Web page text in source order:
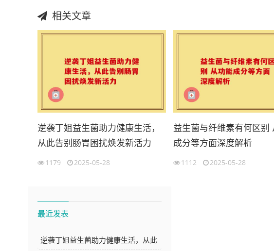
相关文章
逆袭丁姐益生菌助力健康生活，
从此告别肠胃困扰焕发新活力
1179 2025-05-28
益生菌与纤维素有何区别
成分等方面深度解析
1112 2025-05-28
最近发表
逆袭丁姐益生菌助力健康生活，从此